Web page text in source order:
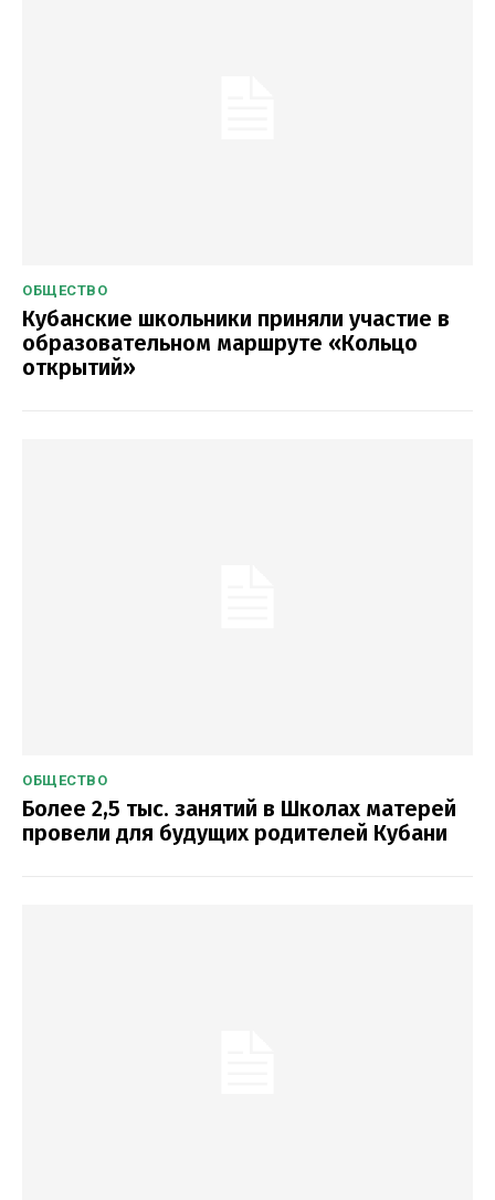
ОБЩЕСТВО
Кубанские школьники приняли участие в
образовательном маршруте «Кольцо
открытий»
ОБЩЕСТВО
Более 2,5 тыс. занятий в Школах матерей
провели для будущих родителей Кубани